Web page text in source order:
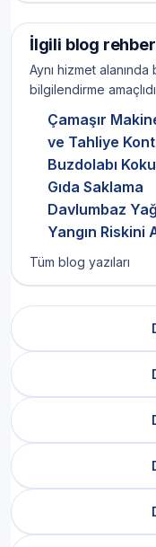
İlgili blog
Aynı hizmet alanında
bilgilendirme
Çamaşır
ve Tahliye
Buzdolabı
Gıda Saklama
Davlumbaz
Yangın Riskini
Tüm blog yazıları